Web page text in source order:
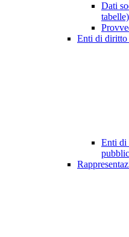
Dati
tabelle)
Enti di diritto
Enti di